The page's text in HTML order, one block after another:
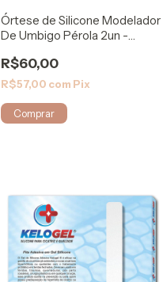
Órtese de Silicone Modelador
De Umbigo Pérola 2un -
R$60,00
R$57,00 com Pix